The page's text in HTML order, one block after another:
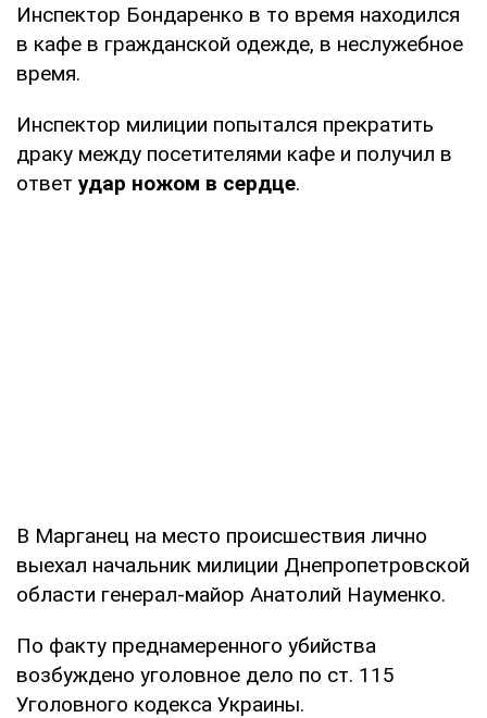
Инспектор Бондаренко в то время находился
в кафе в гражданской одежде, в неслужебное
время.
Инспектор милиции попытался прекратить
драку между посетителями кафе и получил в
ответ удар ножом в сердце.
В Марганец на место происшествия лично
выехал начальник милиции Днепропетровской
области генерал-майор Анатолий Науменко.
По факту преднамеренного убийства
возбуждено уголовное дело по ст. 115
Уголовного кодекса Украины.